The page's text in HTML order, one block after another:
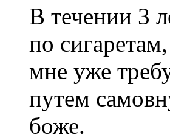
В течении 3
по
мне уже
путем
боже.